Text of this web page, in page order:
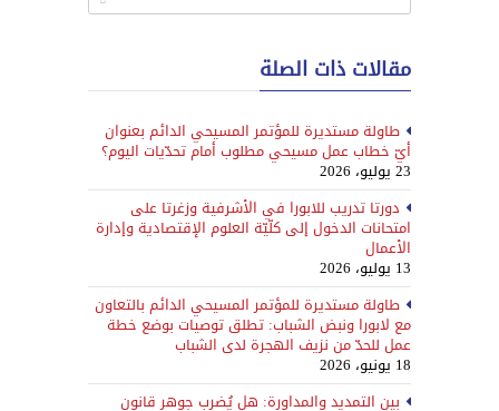
مقالات ذات الصلة
طاولة مستديرة للمؤتمر المسيحي الدائم بعنوان
أيّ خطاب عمل مسيحي مطلوب أمام تحدّيات اليوم؟
23 يوليو، 2026
دورتا تدريب للابورا في الأشرفية وزغرتا على
امتحانات الدخول إلى كلّيّة العلوم الإقتصادية وإدارة
الأعمال
13 يوليو، 2026
طاولة مستديرة للمؤتمر المسيحي الدائم بالتعاون
مع لابورا ونبض الشباب: تطلق توصيات بوضع خطة
عمل للحدّ من نزيف الهجرة لدى الشباب
18 يونيو، 2026
بين التمديد والمداورة: هل يُضرب جوهر قانون